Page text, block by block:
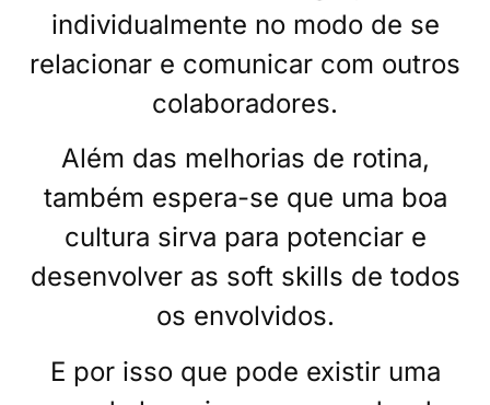
individualmente no modo de se
relacionar e comunicar com outros
colaboradores.
Além das melhorias de rotina,
também espera-se que uma boa
cultura sirva para potenciar e
desenvolver as soft skills de todos
os envolvidos.
E por isso que pode existir uma